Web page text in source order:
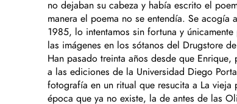
no dejaban su cabeza y había escrito el
manera el poema no se entendía. Se
1985, lo intentamos sin fortuna y
las imágenes en los sótanos del Drugstore
Han pasado treinta años desde que
a las ediciones de la Universidad Diego
fotografía en un ritual que resucita a La
época que ya no existe, la de antes de las